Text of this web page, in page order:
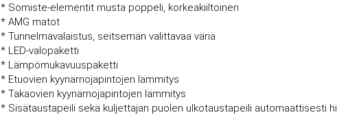
* Somiste-elementit musta poppeli, korkeakiiltoinen
* AMG matot
* Tunnelmavalaistus, seitsemän valittavaa väriä
* LED-valopaketti
* Lämpömukavuuspaketti
* Etuovien kyynärnojapintojen lämmitys
* Takaovien kyynärnojapintojen lämmitys
* Sisätaustapeili sekä kuljettajan puolen ulkotaustapeili automaattisesti